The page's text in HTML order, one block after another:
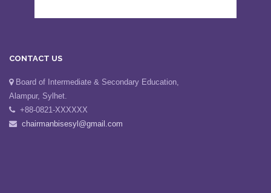
Board of Intermediate & Secondary Education,
Alampur, Sylhet.
+88-0821-XXXXXX